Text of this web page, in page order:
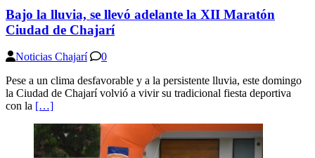
Bajo la lluvia, se llevó adelante la XII Maratón
Ciudad de Chajarí
Noticias Chajarí
0
Pese a un clima desfavorable y a la persistente lluvia, este domingo
la Ciudad de Chajarí volvió a vivir su tradicional fiesta deportiva
con la […]